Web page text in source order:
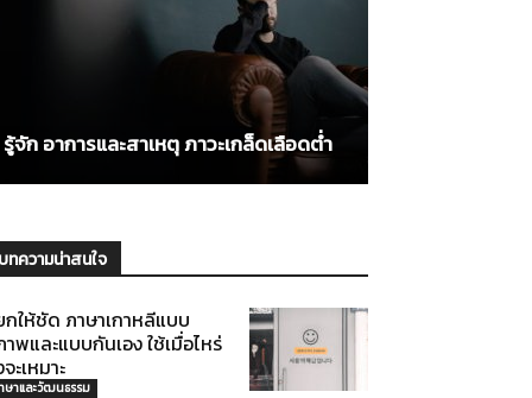
รู้จัก อาการและสาเหตุ ภาวะเกล็ดเลือดต่ำ
บทความน่าสนใจ
กให้ชัด ภาษาเกาหลีแบบ
พและแบบกันเอง ใช้เมื่อไหร่
ะเหมาะ
ษาและวัฒนธรรม